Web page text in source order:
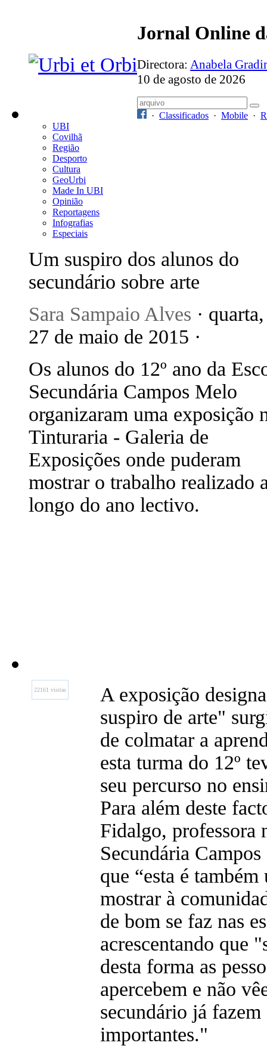
Jornal Online
Directora: Anabela
10 de agosto de 2026
· Classificados · Mobile ·
UBI
Covilhã
Região
Desporto
Cultura
GeoUrbi
Made In UBI
Opinião
Reportagens
Infografias
Especiais
Um suspiro dos alunos do
secundário sobre arte
Sara Sampaio Alves · quarta,
27 de maio de 2015 ·
Os alunos do 12º ano da
Secundária Campos Melo
organizaram uma exposição
Tinturaria - Galeria de
Exposições onde puderam
mostrar o trabalho realizado
longo do ano lectivo.
22161 visitas
A exposição
suspiro de arte"
de colmatar a
esta turma do 12º
seu percurso no
Para além deste
Fidalgo, professora
Secundária
que “esta é
mostrar à
de bom se faz nas
acrescentando que
desta forma as
apercebem e não
secundário já fazem
importantes."